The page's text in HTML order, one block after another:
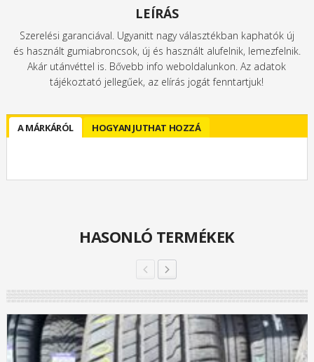
LEÍRÁS
Szerelési garanciával. Ugyanitt nagy választékban kaphatók új
és használt gumiabroncsok, új és használt alufelnik, lemezfelnik.
Akár utánvéttel is. Bővebb info weboldalunkon. Az adatok
tájékoztató jellegűek, az elírás jogát fenntartjuk!
A MÁRKÁRÓL HOGYAN JUTHAT HOZZÁ
HASONLÓ TERMÉKEK